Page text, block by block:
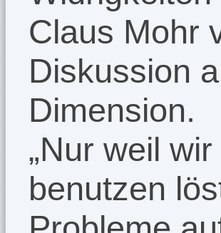
Claus Mohr
Diskussion
Dimension.
„Nur weil
benutzen